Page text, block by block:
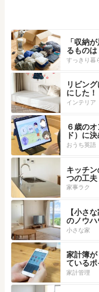
「収納
るものは
すっきり暮
リビン
にした！
インテリア
６歳の
ド）に決
おうち英語
キッチ
つの工夫
家事ラク
【小さ
のノウハ
小さな家
家計簿
ているポ
家計管理